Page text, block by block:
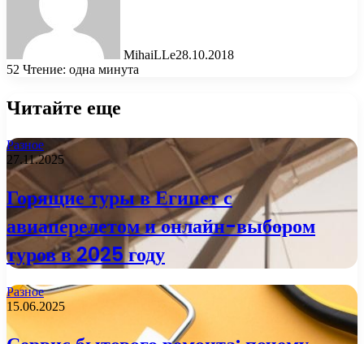
MihaiLLe28.10.2018
52 Чтение: одна минута
Читайте еще
Разное
27.11.2025
Горящие туры в Египет с
авиаперелетом и онлайн-выбором
туров в 2025 году
Разное
15.06.2025